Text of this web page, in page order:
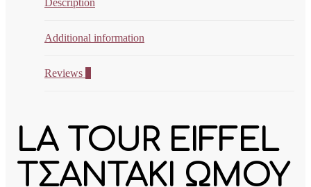
Description
Additional information
Reviews
LA TOUR EIFFEL
ΤΣΑΝΤΑΚΙ ΩΜΟΥ